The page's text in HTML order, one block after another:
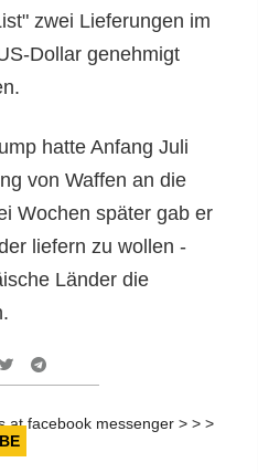
zwei Lieferungen im
Dollar genehmigt
hatte Anfang Juli
von Waffen an die
Wochen später gab er
liefern zu wollen -
Länder die
at facebook messenger > > >